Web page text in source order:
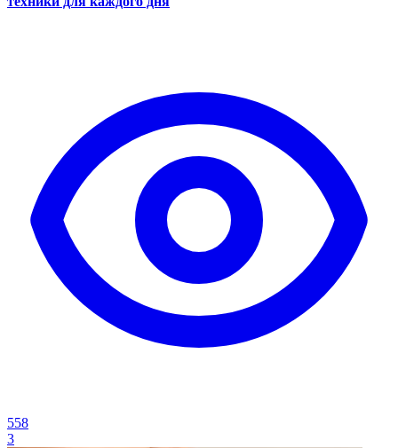
558
3